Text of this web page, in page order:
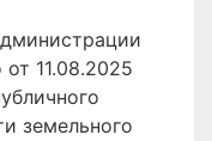
11.08.2025
земельного